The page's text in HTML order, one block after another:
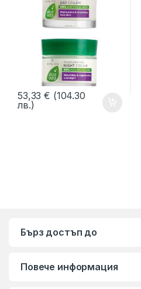
53,33€ (104.30
лв.)
Бърз достъп до
Повече информация